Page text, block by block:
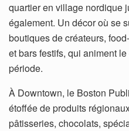
quartier en village nordique
également. Un décor où se
boutiques de créateurs,
et bars festifs, qui animent
période.
À Downtown, le Boston
étoffée de produits
pâtisseries, chocolats,